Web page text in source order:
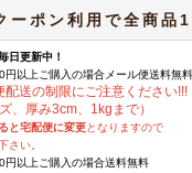
ーポン利用で全商
日更新中！
以上ご購入の場合 メール便送料無料
配送の制限にご注意ください!!!
、厚み3cm、1kgまで）
と宅配便に変更となりますので
さい。
以上ご購入の場合送料無料